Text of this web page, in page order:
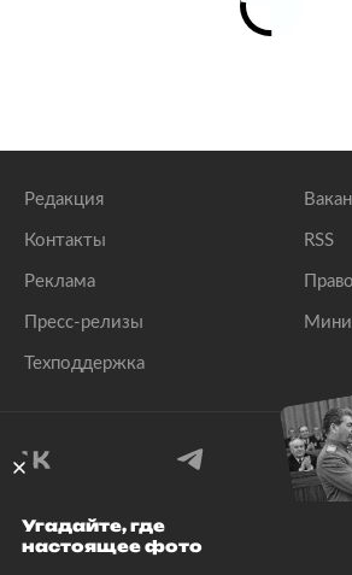
Редакция
Контакты
Реклама
Пресс-релизы
Техподдержка
RSS
© 1999–2026 Все права
Угадайте, где
настоящее фото